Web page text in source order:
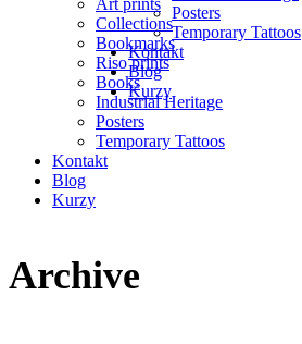
Posters
Temporary Tattoos
Kontakt
Blog
Kurzy
Art prints
Collections
Bookmarks
Riso prints
Books
Industrial Heritage
Posters
Temporary Tattoos
Kontakt
Blog
Kurzy
Archive